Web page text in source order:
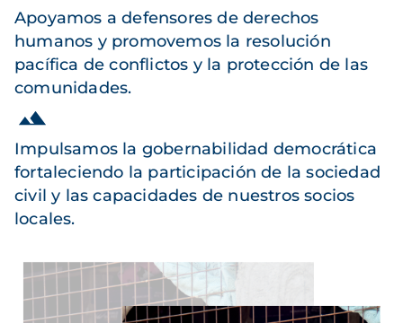
Apoyamos a defensores de derechos
humanos y promovemos la resolución
pacífica de conflictos y la protección de las
comunidades.
Impulsamos la gobernabilidad democrática
fortaleciendo la participación de la sociedad
civil y las capacidades de nuestros socios
locales.